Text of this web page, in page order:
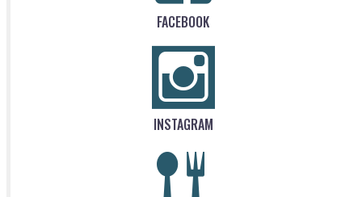
FACEBOOK
INSTAGRAM